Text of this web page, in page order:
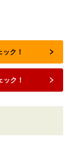
ク！
ク！